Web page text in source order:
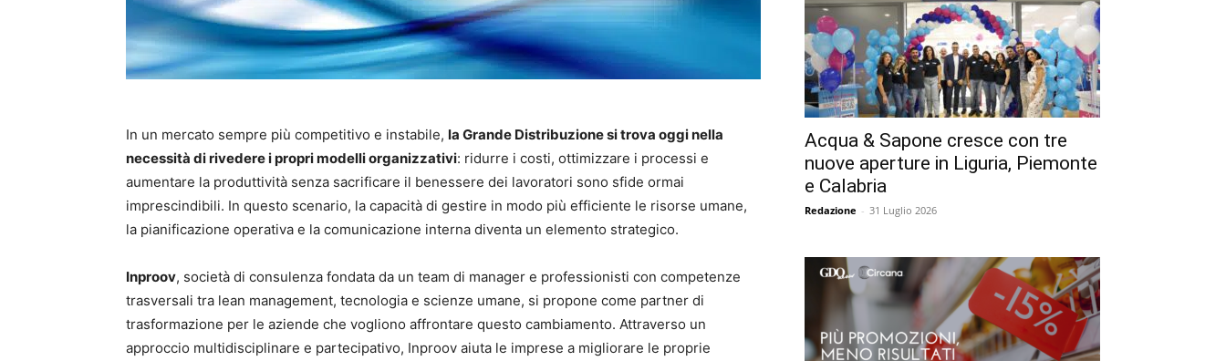
In un mercato sempre più competitivo e instabile, la Grande Distribuzione si trova oggi nella
necessità di rivedere i propri modelli organizzativi: ridurre i costi, ottimizzare i processi e
aumentare la produttività senza sacrificare il benessere dei lavoratori sono sfide ormai
imprescindibili. In questo scenario, la capacità di gestire in modo più efficiente le risorse umane,
la pianificazione operativa e la comunicazione interna diventa un elemento strategico.
Inproov, società di consulenza fondata da un team di manager e professionisti con competenze
trasversali tra lean management, tecnologia e scienze umane, si propone come partner di
trasformazione per le aziende che vogliono affrontare questo cambiamento. Attraverso un
approccio multidisciplinare e partecipativo, Inproov aiuta le imprese a migliorare le proprie
Acqua & Sapone cresce con tre
nuove aperture in Liguria, Piemonte
e Calabria
Redazione - 31 Luglio 2026